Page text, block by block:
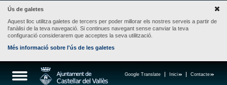
Ús de galetes
Aquest lloc utilitza galetes de tercers per poder millorar els nostres serveis a partir de
l'anàlisi de la teva navegació. Si continues navegant sense canviar la teva
configuració considerarem que acceptes la seva utilització.
Més informació sobre l'ús de les galetes
Contacte
Inici
Google Translate